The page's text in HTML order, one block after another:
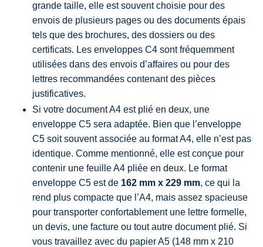
grande taille, elle est souvent choisie pour des
envois de plusieurs pages ou des documents épais
tels que des brochures, des dossiers ou des
certificats. Les enveloppes C4 sont fréquemment
utilisées dans des envois d’affaires ou pour des
lettres recommandées contenant des pièces
justificatives.
Si votre document A4 est plié en deux, une
enveloppe C5 sera adaptée. Bien que l’enveloppe
C5 soit souvent associée au format A4, elle n’est pas
identique. Comme mentionné, elle est conçue pour
contenir une feuille A4 pliée en deux. Le format
enveloppe C5 est de 162 mm x 229 mm, ce qui la
rend plus compacte que l’A4, mais assez spacieuse
pour transporter confortablement une lettre formelle,
un devis, une facture ou tout autre document plié. Si
vous travaillez avec du papier A5 (148 mm x 210